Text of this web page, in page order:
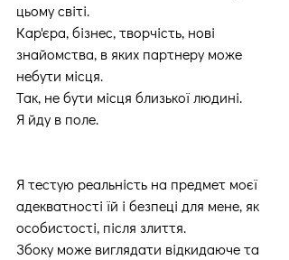
цьому світі.
Кар'єра, бізнес, творчість, нові
знайомства, в яких партнеру може
небути місця.
Так, не бути місця близької людині.
Я йду в поле.
Я тестую реальність на предмет моєї
адекватності їй і безпеці для мене, як
особистості, після злиття.
Збоку може виглядати відкидаюче та